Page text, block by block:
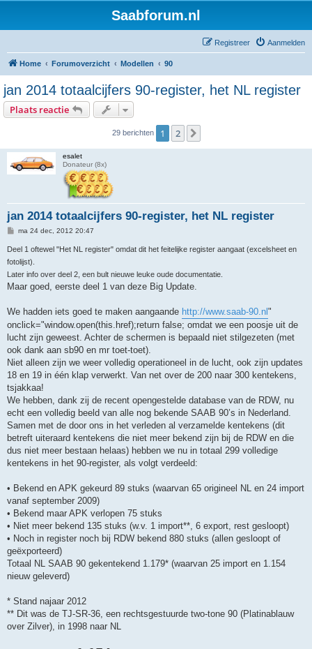
Saabforum.nl
Aanmelden
Registreer
Home Forumoverzicht Modellen 90
jan 2014 totaalcijfers 90-register, het NL register
Plaats reactie
29 berichten 1 2
esalet
Donateur (8x)
jan 2014 totaalcijfers 90-register, het NL register
B
r
c
h
ma 24 dec, 2012 20:47
Deel 1 oftewel "Het NL register" omdat dit het feitelijke register aangaat (excelsheet en
fotolijst).
Later info over deel 2, een bult nieuwe leuke oude documentatie.
Maar goed, eerste deel 1 van deze Big Update.
We hadden iets goed te maken aangaande http://www.saab-90.nl "
onclick="window.open(this.href);return false; omdat we een poosje uit de
lucht zijn geweest. Achter de schermen is bepaald niet stilgezeten (met
ook dank aan sb90 en mr toet-toet).
Niet alleen zijn we weer volledig operationeel in de lucht, ook zijn updates
18 en 19 in één klap verwerkt. Van net over de 200 naar 300 kentekens,
tsjakkaa!
We hebben, dank zij de recent opengestelde database van de RDW, nu
echt een volledig beeld van alle nog bekende SAAB 90’s in Nederland.
Samen met de door ons in het verleden al verzamelde kentekens (dit
betreft uiteraard kentekens die niet meer bekend zijn bij de RDW en die
dus niet meer bestaan helaas) hebben we nu in totaal 299 volledige
kentekens in het 90-register, als volgt verdeeld:
• Bekend en APK gekeurd 89 stuks (waarvan 65 origineel NL en 24 import
vanaf september 2009)
• Bekend maar APK verlopen 75 stuks
• Niet meer bekend 135 stuks (w.v. 1 import**, 6 export, rest gesloopt)
• Noch in register noch bij RDW bekend 880 stuks (allen gesloopt of
geëxporteerd)
Totaal NL SAAB 90 gekentekend 1.179* (waarvan 25 import en 1.154
nieuw geleverd)
* Stand najaar 2012
** Dit was de TJ-SR-36, een rechtsgestuurde two-tone 90 (Platinablauw
over Zilver), in 1998 naar NL